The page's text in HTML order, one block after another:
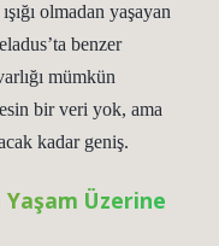
olmadan yaşayan
benzer
mümkün
bir veri yok, ama
kadar geniş.
Üzerine